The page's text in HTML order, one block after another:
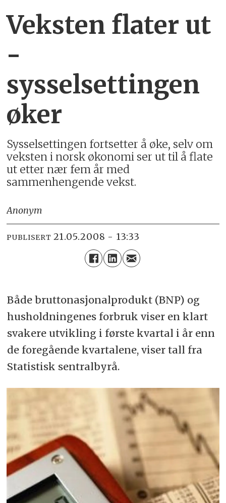
Veksten flater ut
-
sysselsettingen
øker
Sysselsettingen fortsetter å øke, selv om
veksten i norsk økonomi ser ut til å flate
ut etter nær fem år med
sammenhengende vekst.
Anonym
PUBLISERT 21.05.2008 - 13:33
Både bruttonasjonalprodukt (BNP) og
husholdningenes forbruk viser en klart
svakere utvikling i første kvartal i år enn
de foregående kvartalene, viser tall fra
Statistisk sentralbyrå.